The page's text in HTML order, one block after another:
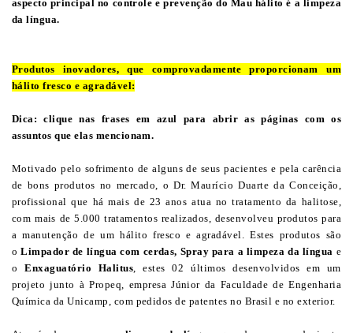
aspecto principal no controle e prevenção do Mau hálito é a limpeza
da língua.
Produtos inovadores, que comprovadamente proporcionam um
hálito fresco e agradável:
Dica: clique nas frases em azul para abrir as páginas com os
assuntos que elas mencionam.
Motivado pelo sofrimento de alguns de seus pacientes e pela carência
de bons produtos no mercado, o Dr. Maurício Duarte da Conceição,
profissional que há mais de 23 anos atua no tratamento da halitose,
com mais de 5.000 tratamentos realizados, desenvolveu produtos para
a manutenção de um hálito fresco e agradável. Estes produtos são
o Limpador de língua com cerdas, Spray para a limpeza da língua e
oEnxaguatório Halitus, estes 02 últimos desenvolvidos em um
projeto junto à Propeq, empresa Júnior da Faculdade de Engenharia
Química da Unicamp, com pedidos de patentes no Brasil e no exterior.